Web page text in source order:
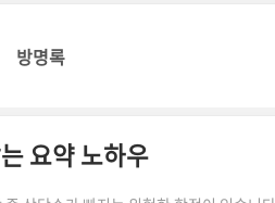
방명록
요약 노하우